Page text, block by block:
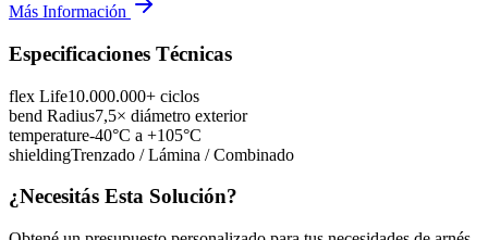
Más Información
Especificaciones Técnicas
flex Life10.000.000+ ciclos
bend Radius7,5× diámetro exterior
temperature-40°C a +105°C
shieldingTrenzado / Lámina / Combinado
¿Necesitás Esta Solución?